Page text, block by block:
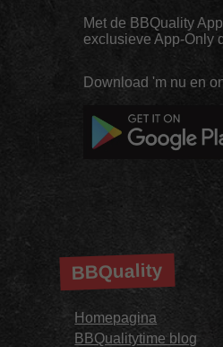
Met de BBQuality
exclusieve App-Only
Download 'm nu en
BBQuality
Homepagina
BBQualitytime blog